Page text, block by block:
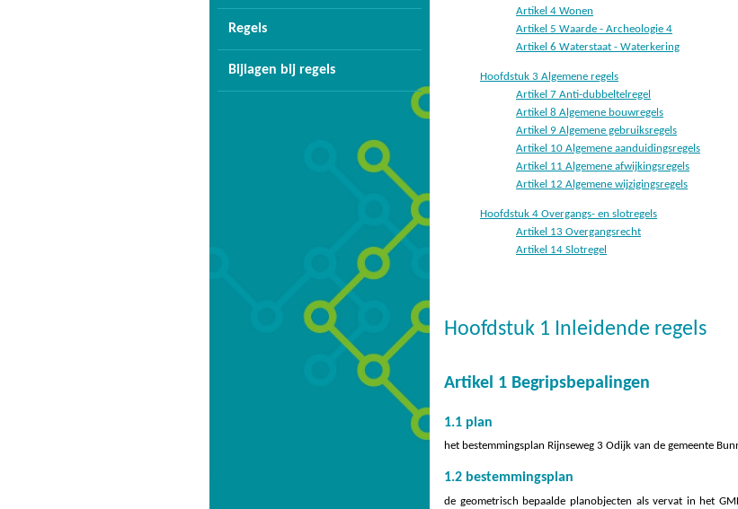
Regels
Bijlagen bij regels
Artikel 4 Wonen
Artikel 5 Waarde - Archeologie 4
Artikel 6 Waterstaat - Waterkering
Hoofdstuk 3 Algemene regels
Artikel 7 Anti-dubbeltelregel
Artikel 8 Algemene bouwregels
Artikel 9 Algemene gebruiksregels
Artikel 10 Algemene aanduidingsregels
Artikel 11 Algemene afwijkingsregels
Artikel 12 Algemene wijzigingsregels
Hoofdstuk 4 Overgangs- en slotregels
Artikel 13 Overgangsrecht
Artikel 14 Slotregel
Hoofdstuk 1 Inleidende regels
Artikel 1 Begripsbepalingen
1.1 plan
het bestemmingsplan Rijnseweg 3 Odijk van de gemeente
1.2 bestemmingsplan
de geometrisch bepaalde planobjecten als vervat in het